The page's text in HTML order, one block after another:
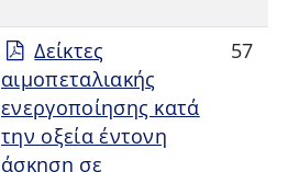
Δείκτες
αιμοπεταλιακής
ενεργοποίησης κατά
την οξεία έντονη
άσκηση σε
57